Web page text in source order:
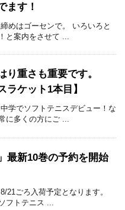
ます！
めはゴーセンで。 いろいろと
と案内をさせて ...
り重さも重要です。
ラケット1本目】
学でソフトテニスデビュー！な
に多くの方にご ...
最新10巻の予約を開始
21ごろ入荷予定となります。
フトテニス ...